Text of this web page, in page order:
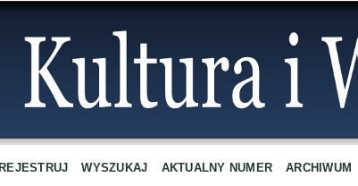
WYSZUKAJ AKTUALNY NUMER ARCHIWUM